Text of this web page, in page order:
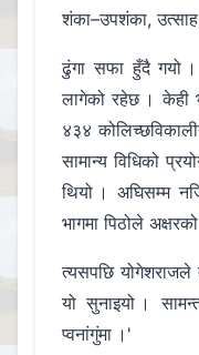
शंका–उपशंका,
ढुंगा सफा हुँदै गयो
लागेको रहेछ ।
४३४
सामान्य विधिको
थियो । अघिसम्म
भागमा पिठोले
त्यसपछि योगेशराजले
यो सुनाइयो ।
प्वनांगुंमा ।'